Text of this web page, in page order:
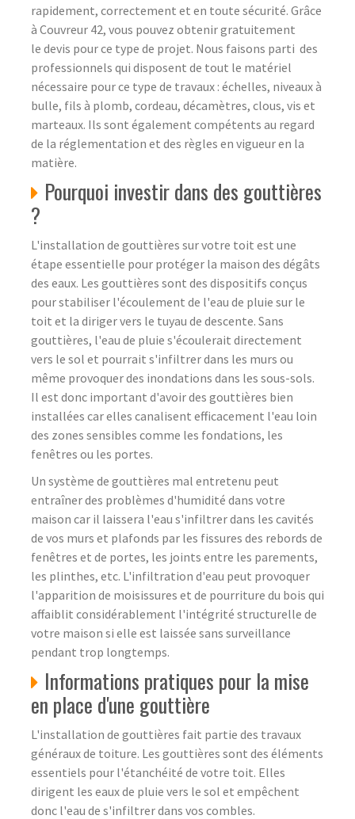
rapidement, correctement et en toute sécurité. Grâce
à Couvreur 42, vous pouvez obtenir gratuitement
le devis pour ce type de projet. Nous faisons parti des
professionnels qui disposent de tout le matériel
nécessaire pour ce type de travaux : échelles, niveaux à
bulle, fils à plomb, cordeau, décamètres, clous, vis et
marteaux. Ils sont également compétents au regard
de la réglementation et des règles en vigueur en la
matière.
Pourquoi investir dans des gouttières
?
L'installation de gouttières sur votre toit est une
étape essentielle pour protéger la maison des dégâts
des eaux. Les gouttières sont des dispositifs conçus
pour stabiliser l'écoulement de l'eau de pluie sur le
toit et la diriger vers le tuyau de descente. Sans
gouttières, l'eau de pluie s'écoulerait directement
vers le sol et pourrait s'infiltrer dans les murs ou
même provoquer des inondations dans les sous-sols.
Il est donc important d'avoir des gouttières bien
installées car elles canalisent efficacement l'eau loin
des zones sensibles comme les fondations, les
fenêtres ou les portes.
Un système de gouttières mal entretenu peut
entraîner des problèmes d'humidité dans votre
maison car il laissera l'eau s'infiltrer dans les cavités
de vos murs et plafonds par les fissures des rebords de
fenêtres et de portes, les joints entre les parements,
les plinthes, etc. L'infiltration d'eau peut provoquer
l'apparition de moisissures et de pourriture du bois qui
affaiblit considérablement l'intégrité structurelle de
votre maison si elle est laissée sans surveillance
pendant trop longtemps.
Informations pratiques pour la mise
en place d'une gouttière
L'installation de gouttières fait partie des travaux
généraux de toiture. Les gouttières sont des éléments
essentiels pour l'étanchéité de votre toit. Elles
dirigent les eaux de pluie vers le sol et empêchent
donc l'eau de s'infiltrer dans vos combles.